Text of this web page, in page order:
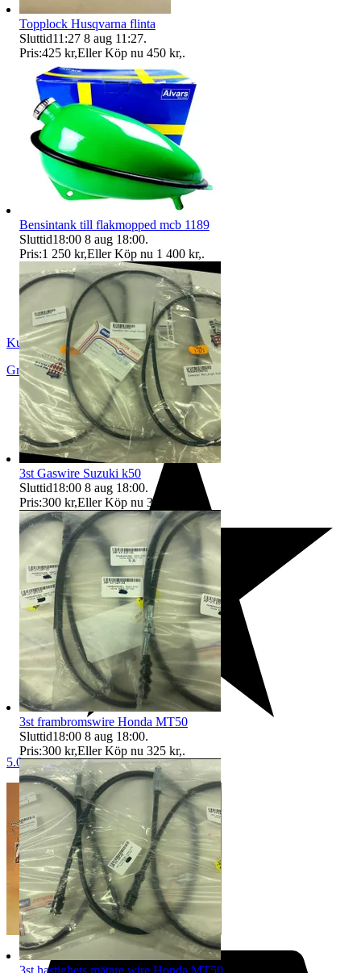
Kurtwillard2
Grängesberg
Sverige
5.0
Topplock Husqvarna flinta
Sluttid11:27 8 aug 11:27.
Pris:425 kr,Eller Köp nu 450 kr,.
Bensintank till flakmopped mcb 1189
Sluttid18:00 8 aug 18:00.
Pris:1 250 kr,Eller Köp nu 1 400 kr,.
3st Gaswire Suzuki k50
Sluttid18:00 8 aug 18:00.
Pris:300 kr,Eller Köp nu 325 kr
3st frambromswire Honda MT50
Sluttid18:00 8 aug 18:00.
Pris:300 kr,Eller Köp nu 325 kr,.
3st hastighets mätare wire Honda MT50